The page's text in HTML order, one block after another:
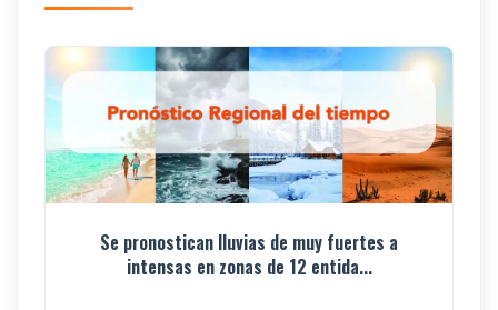
Se pronostican lluvias de muy fuertes a
intensas en zonas de 12 entida...